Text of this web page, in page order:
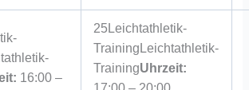
16:00 –
25 Leichtathletik-
Training Leichtathletik-
TrainingUhrzeit: